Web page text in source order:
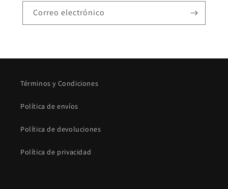
Correo electrónico
Términos y Condiciones
Política de envíos
Política de devoluciones
Política de privacidad